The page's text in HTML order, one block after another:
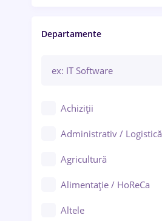
Brașov
Bacău
Galați (Galați)
Ploiești
Departamente
Achiziții
Administrativ / Logistică
Agricultură
Alimentație / HoReCa
Altele